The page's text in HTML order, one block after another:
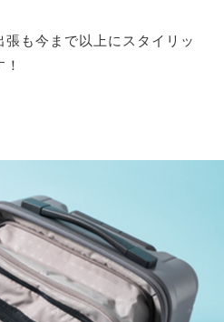
張も今まで以上にスタイリッ